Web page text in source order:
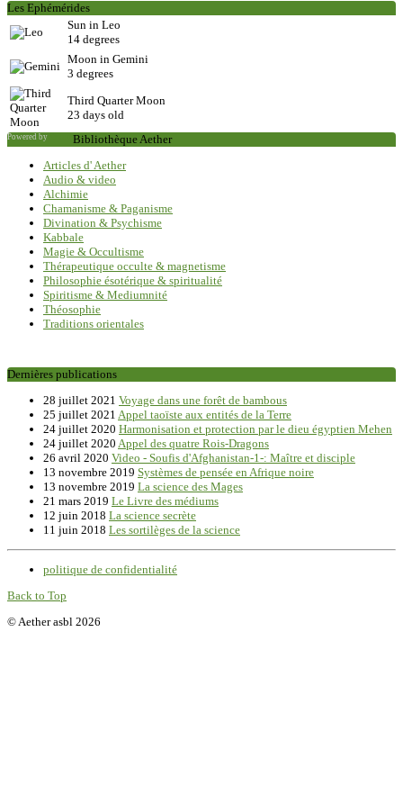
Les Ephémérides
Sun in Leo
14 degrees
Moon in Gemini
3 degrees
Third Quarter Moon
23 days old
Powered by
Bibliothèque Aether
Articles d' Aether
Audio & video
Alchimie
Chamanisme & Paganisme
Divination & Psychisme
Kabbale
Magie & Occultisme
Thérapeutique occulte & magnetisme
Philosophie ésotérique & spiritualité
Spiritisme & Mediumnité
Théosophie
Traditions orientales
Dernières publications
28 juillet 2021 Voyage dans une forêt de bambous
25 juillet 2021 Appel taoïste aux entités de la Terre
24 juillet 2020 Harmonisation et protection par le dieu égyptien Mehen
24 juillet 2020 Appel des quatre Rois-Dragons
26 avril 2020 Video - Soufis d'Afghanistan-1-: Maître et disciple
13 novembre 2019 Systèmes de pensée en Afrique noire
13 novembre 2019 La science des Mages
21 mars 2019 Le Livre des médiums
12 juin 2018 La science secrète
11 juin 2018 Les sortilèges de la science
politique de confidentialité
Back to Top
© Aether asbl 2026